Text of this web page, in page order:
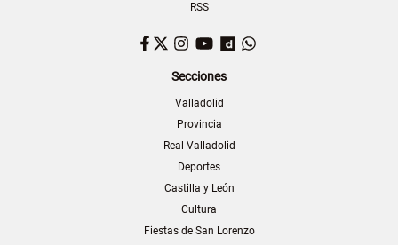
RSS
Facebook
TwitterInstagram
YouTubeDailymotion
Secciones
Valladolid
Provincia
Real Valladolid
Deportes
Castilla y León
Cultura
Fiestas de San Lorenzo